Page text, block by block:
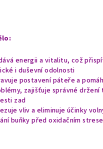
energii a vitalitu, což
i duševní odolnosti
postavení páteře a
zajišťuje správné držení
zad
vliv a eliminuje účinky
buňky před oxidačním